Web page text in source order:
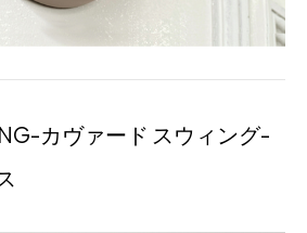
カヴァード スウィング-